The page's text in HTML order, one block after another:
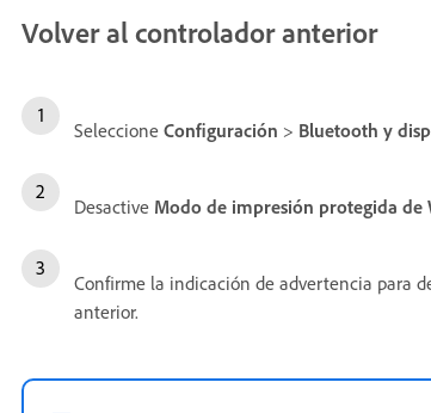
Volver al controlador anterior
Seleccione Configuración > Bluetooth y
Desactive Modo de impresión protegida de
Confirme la indicación de advertencia para
anterior.